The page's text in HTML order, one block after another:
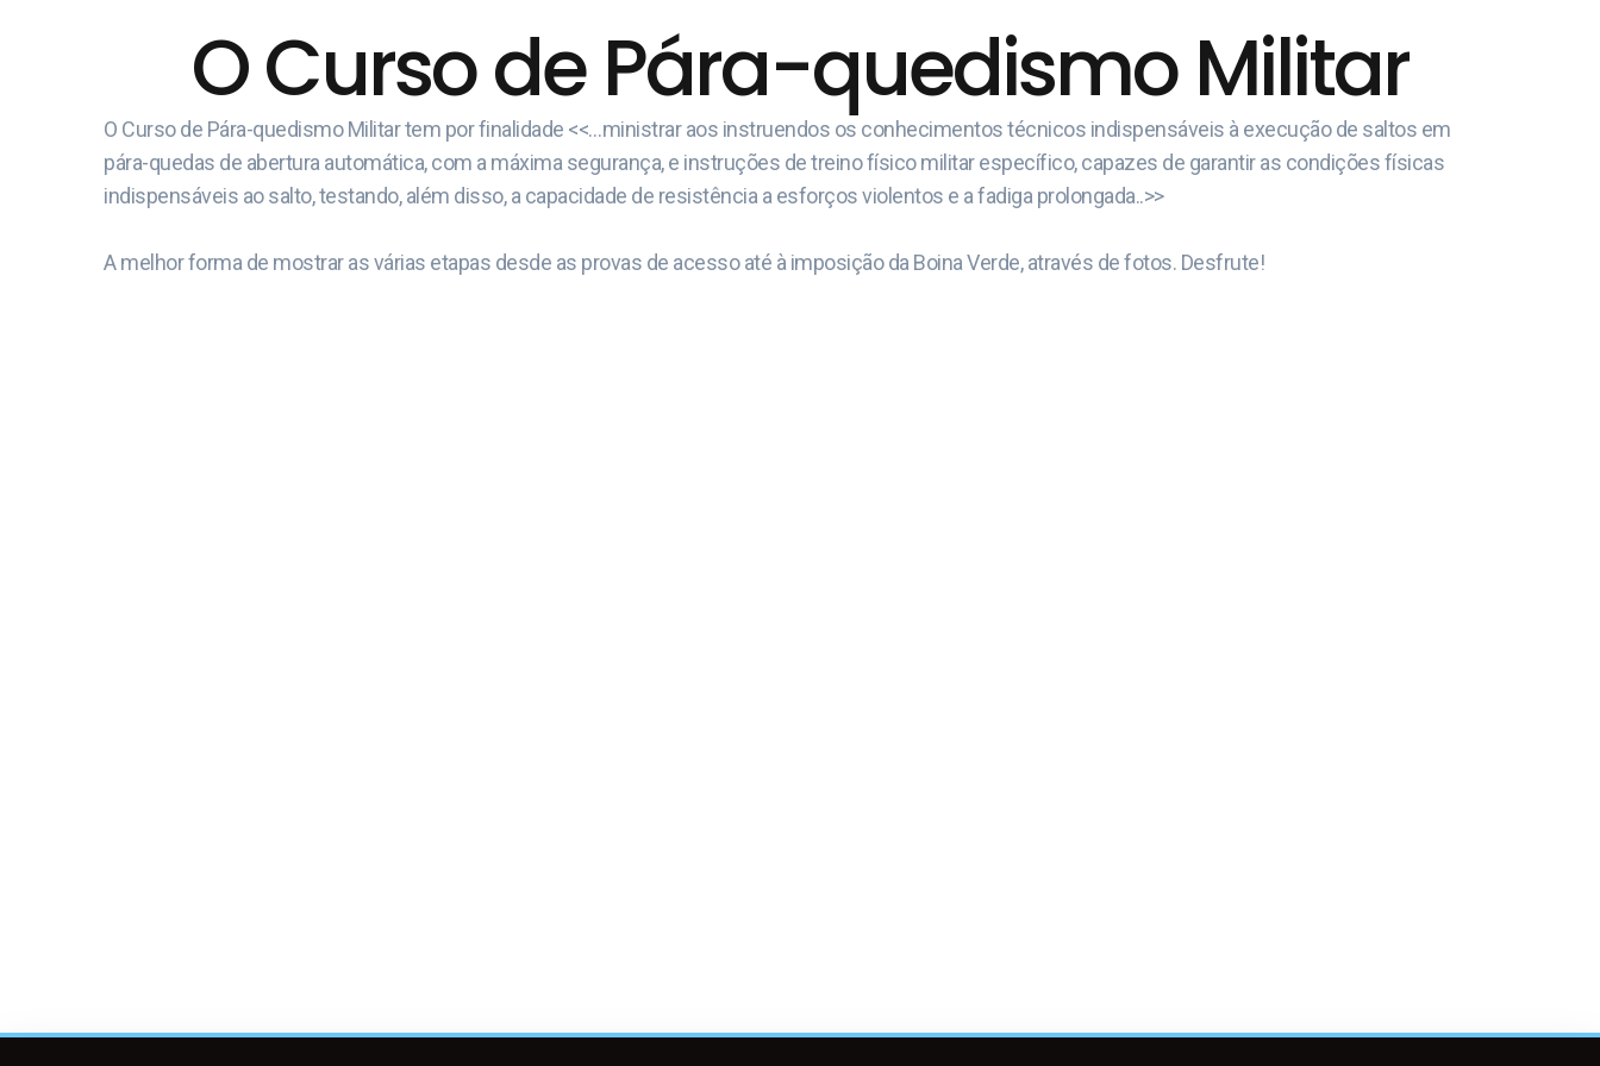
O Curso de Pára-quedismo Militar
O Curso de Pára-quedismo Militar tem por finalidade <<…ministrar aos instruendos os conhecimentos técnicos indispensáveis à execução de saltos em
pára-quedas de abertura automática, com a máxima segurança, e instruções de treino físico militar específico, capazes de garantir as condições físicas
indispensáveis ao salto, testando, além disso, a capacidade de resistência a esforços violentos e a fadiga prolongada..>>
A melhor forma de mostrar as várias etapas desde as provas de acesso até à imposição da Boina Verde, através de fotos. Desfrute!